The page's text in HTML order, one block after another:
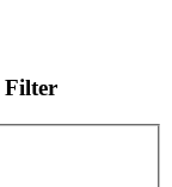
Filter